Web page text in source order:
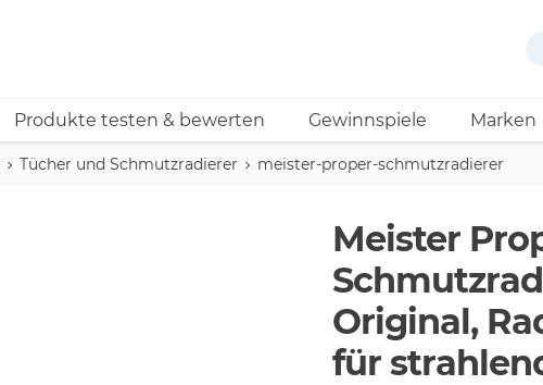
Produkte testen & bewerten Gewinnspiele Marken
Tücher und Schmutzradierer meister-proper-schmutzradierer
Meister
Original,
für